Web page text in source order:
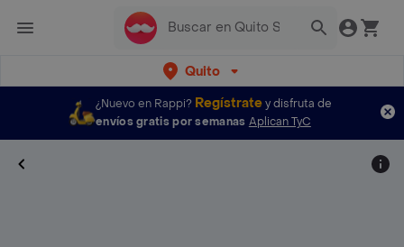
Quito
¿Nuevo en Rappi? Regístratey disfruta de
envíos gratis por semanas Aplican TyC